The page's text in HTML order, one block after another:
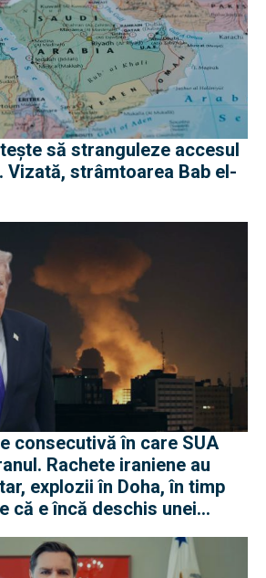
să stranguleze accesul
Bab el-
consecutivă în care SUA
Rachete iraniene au
explozii în Doha, în timp
că e încă deschis unei